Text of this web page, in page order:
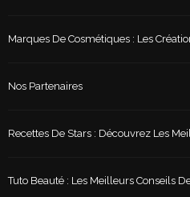
Marques De Cosmétiques : Les
Nos Partenaires
Recettes De Stars : Découvrez Les
Tuto Beauté : Les Meilleurs Conseils